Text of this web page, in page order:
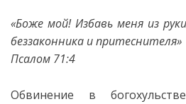
«Боже мой! Избавь меня из
беззаконника и притеснителя»
Псалом 71:4
Обвинение в